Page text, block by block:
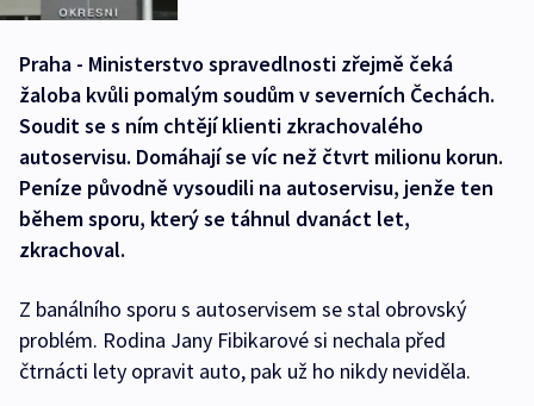
Praha - Ministerstvo spravedlnosti zřejmě čeká
žaloba kvůli pomalým soudům v severních Čechách.
Soudit se s ním chtějí klienti zkrachovalého
autoservisu. Domáhají se víc než čtvrt milionu korun.
Peníze původně vysoudili na autoservisu, jenže ten
během sporu, který se táhnul dvanáct let,
zkrachoval.
Z banálního sporu s autoservisem se stal obrovský
problém. Rodina Jany Fibikarové si nechala před
čtrnácti lety opravit auto, pak už ho nikdy neviděla.